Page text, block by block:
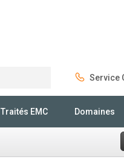
Service
Traités EMC Domaines